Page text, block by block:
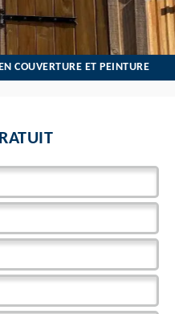
COUVERTURE ET PEINTURE